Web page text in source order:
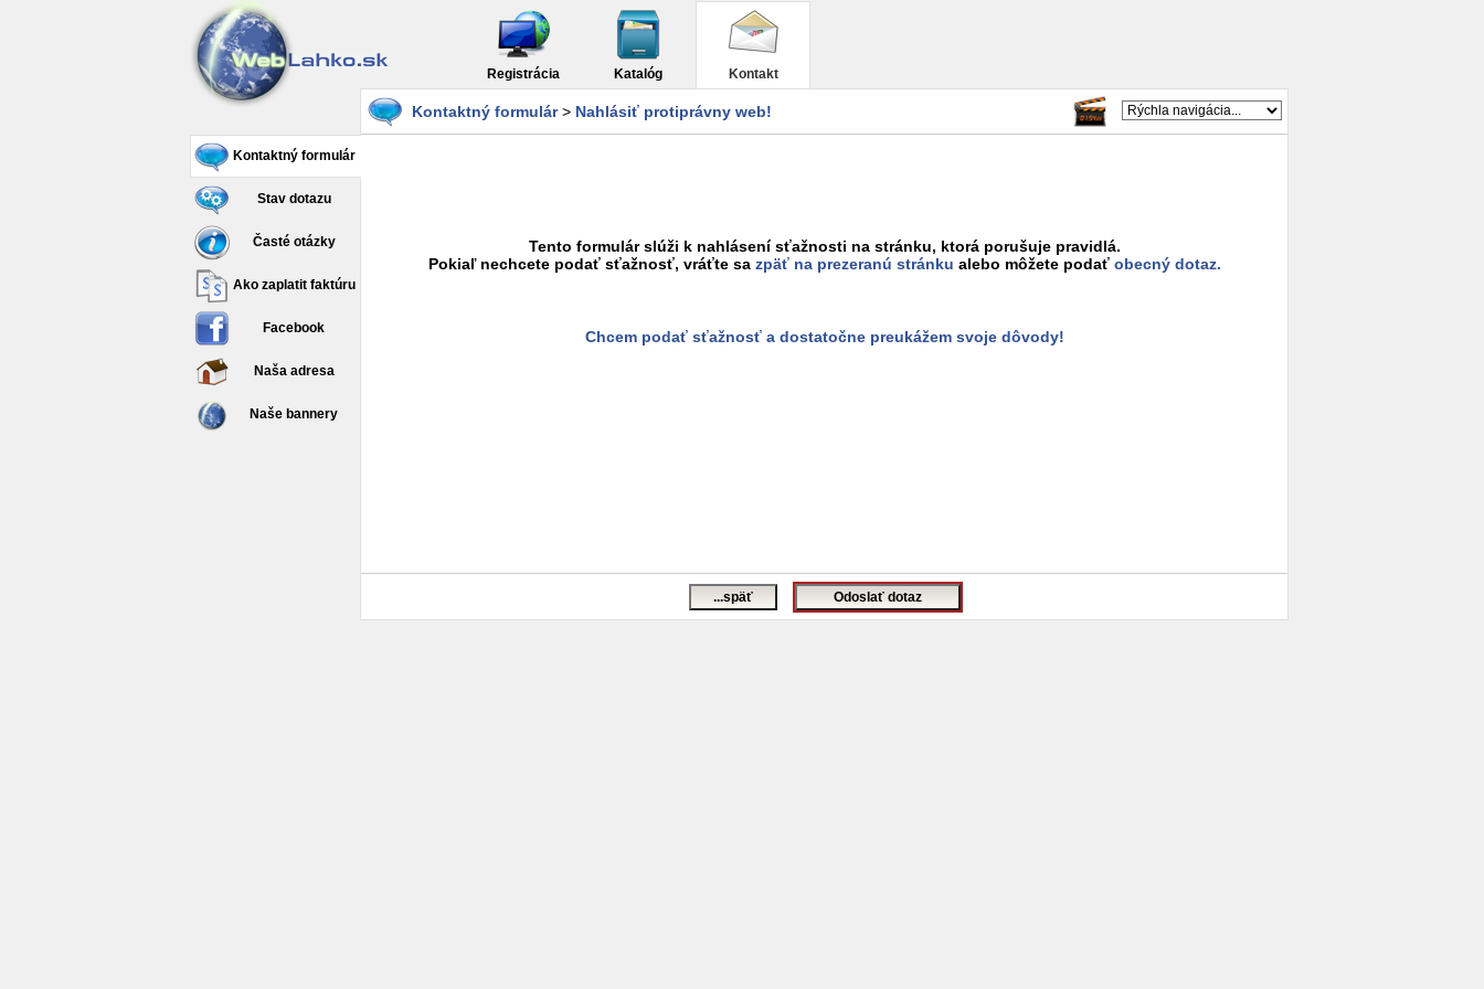
Registrácia Katalóg Kontakt
Kontaktný formulár
Stav dotazu
Časté otázky
Ako zaplatit faktúru
Facebook
Naša adresa
Naše bannery
Kontaktný formulár> Nahlásiť protiprávny web!
Tento formulár slúži k nahlásení sťažnosti na stránku, ktorá porušuje pravidlá.
Pokiaľ nechcete podať sťažnosť, vráťte sa zpäť na prezeranú stránku alebo môžete podať obecný dotaz.
Chcem podať sťažnosť a dostatočne preukážem svoje dôvody!